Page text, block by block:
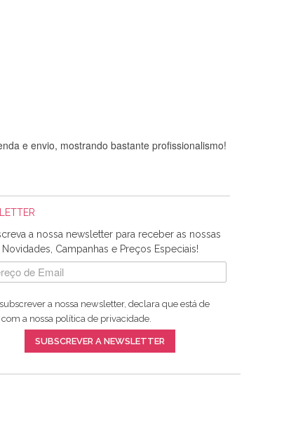
e envio, mostrando bastante profissionalismo!
Relativamente à bolsa, tem um tecido com um
a um preço muito justo. A expedição da
a nossa newsletter para receber as nossas
Novidades, Campanhas e Preços Especiais!
a nossa newsletter, declara que está de
a nossa política de privacidade.
SUBSCREVER A NEWSLETTER